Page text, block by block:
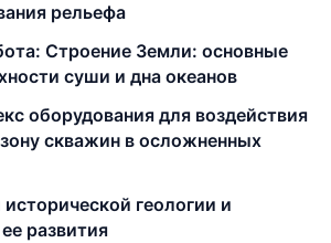
рельефа
Строение Земли: основные
суши и дна океанов
оборудования для воздействия
скважин в осложненных
геологии и
развития